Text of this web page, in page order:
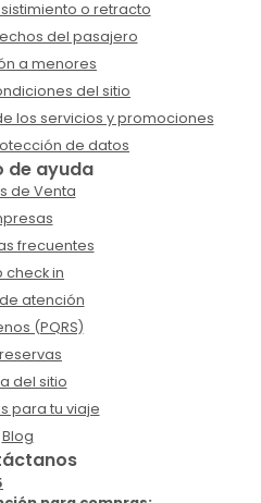
o retracto
del pasajero
a menores
del sitio
los servicios y promociones
de datos
de ayuda
de Venta
frecuentes
check in
atención
(PQRS)
del sitio
para tu viaje
Blog